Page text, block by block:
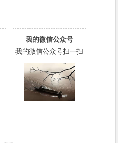
我的微信公众号
我的微信公众号扫一扫